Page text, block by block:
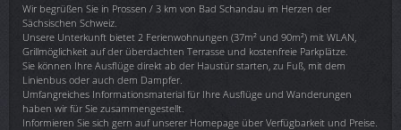
Wir begrüßen Sie in Prossen / 3 km von Bad Schandau im Herzen der
Sächsischen Schweiz.
Unsere Unterkunft bietet 2 Ferienwohnungen (37m² und 90m²) mit WLAN,
Grillmöglichkeit auf der überdachten Terrasse und kostenfreie Parkplätze.
Sie können Ihre Ausflüge direkt ab der Haustür starten, zu Fuß, mit dem
Linienbus oder auch dem Dampfer.
Umfangreiches Informationsmaterial für Ihre Ausflüge und Wanderungen
haben wir für Sie zusammengestellt.
Informieren Sie sich gern auf unserer Homepage über Verfügbarkeit und Preise.